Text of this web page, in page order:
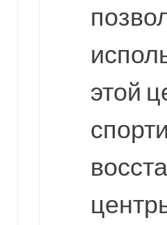
этой